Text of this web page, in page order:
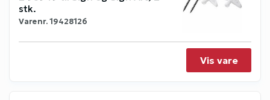
stk.
Varenr.19428126
Vis vare